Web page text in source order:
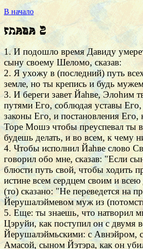
В начало
Глава 2
1. И подошло время Давиду
сыну своему Шеломо, сказав:
2. Я ухожу в (последний) путь
земле, но ты крепись и будь
3. И береги завет Йаhве, Элоhим
путями Его, соблюдая уставы
законы Его, и постановления Его,
Торе Мошэ чтобы преуспевал ты
будешь делать, и во всем, к чему
4. Чтобы исполнил Йаhве слово
говорил обо мне, сказав: "Если
блюсти путь свой, чтобы ходить
истине всем сердцем своим и
(то) сказано: "Не переведется на
Йерушалэймевом муж из
5. Еще: ты знаешь, что натворил
Цэруйи, как поступил он с двумя
Йерушалэймьскими: с Авнэйром,
Амасой, сыном Йэтэра, как он